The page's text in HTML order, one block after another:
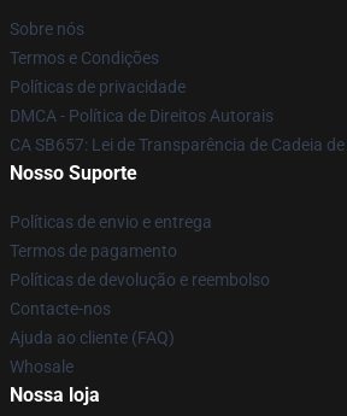
Sobre nós
Termos e Condições
Políticas de privacidade
DMCA - Política de Direitos Autorais
CA SB657: Lei de Transparência de Cadeia
Nosso Suporte
Políticas de envio e entrega
Termos de pagamento
Políticas de devolução e reembolso
Contacte-nos
Ajuda ao cliente (FAQ)
Whosale
Nossa loja